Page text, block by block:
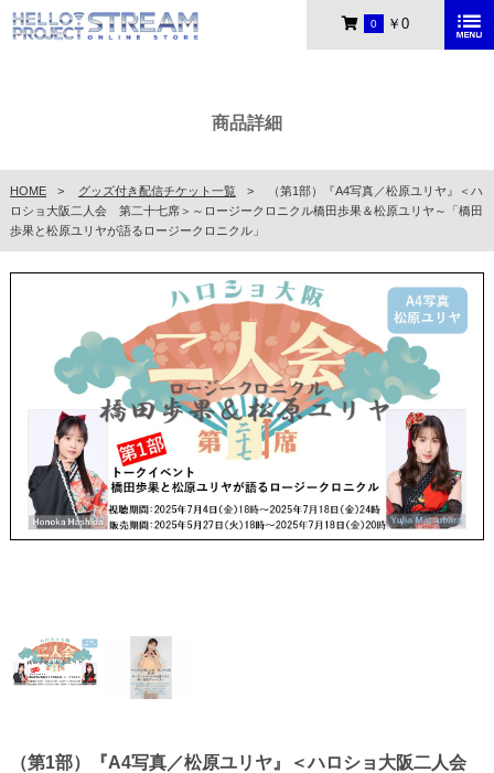
0 ￥0
商品詳細
HOME グッズ付き配信チケット一覧
（第1部）『A4写真／松原ユリヤ』＜ハ
ロショ大阪二人会 第二十七席＞～ロージークロニクル橋田歩果＆松原ユリヤ～「橋田
歩果と松原ユリヤが語るロージークロニクル」
（第1部）『A4写真／松原ユリヤ』＜ハロショ大阪二人会